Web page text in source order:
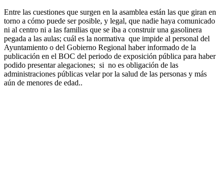
Entre las cuestiones que surgen en la asamblea están las que giran en
torno a cómo puede ser posible, y legal, que nadie haya comunicado
ni al centro ni a las familias que se iba a construir una gasolinera
pegada a las aulas; cuál es la normativa que impide al personal del
Ayuntamiento o del Gobierno Regional haber informado de la
publicación en el BOC del periodo de exposición pública para haber
podido presentar alegaciones; si no es obligación de las
administraciones públicas velar por la salud de las personas y más
aún de menores de edad..